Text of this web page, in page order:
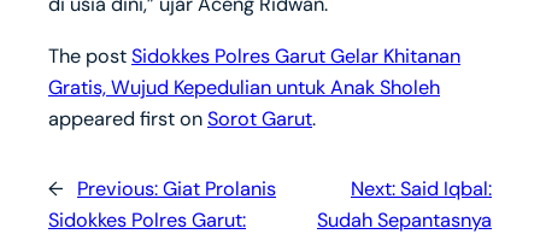
The postSidokkes Polres Garut Gelar Khitanan
Gratis, Wujud Kepedulian untuk Anak Sholeh
appeared first onSorot Garut.
← Previous:Giat Prolanis
Sidokkes Polres Garut:
Next:Said Iqbal:
Sudah Sepantasnya